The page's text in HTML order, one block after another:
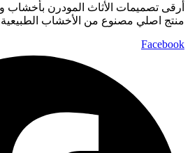
أرقى تصميمات الأثاث المودرن
منتج اصلي مصنوع من الأخشاب
Facebook